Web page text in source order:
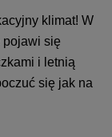
klimat! W
pojawi się
i letnią
się jak na